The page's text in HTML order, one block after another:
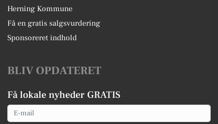
Herning Kommune
Få en gratis salgsvurdering
Sponsoreret indhold
BLIV OPDATERET
Få lokale nyheder GRATIS
Email